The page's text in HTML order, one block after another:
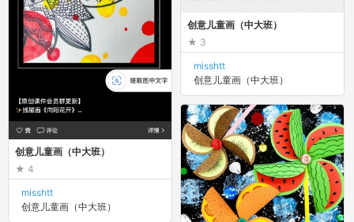
创意儿童画（中大班）
4
misshtt
创意儿童画（中大班）
创意儿童画（中大班）
3
misshtt
创意儿童画（中大班）